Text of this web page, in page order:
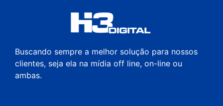
Buscando sempre a melhor solução para nossos
clientes, seja ela na mídia off line, on-line ou
ambas.